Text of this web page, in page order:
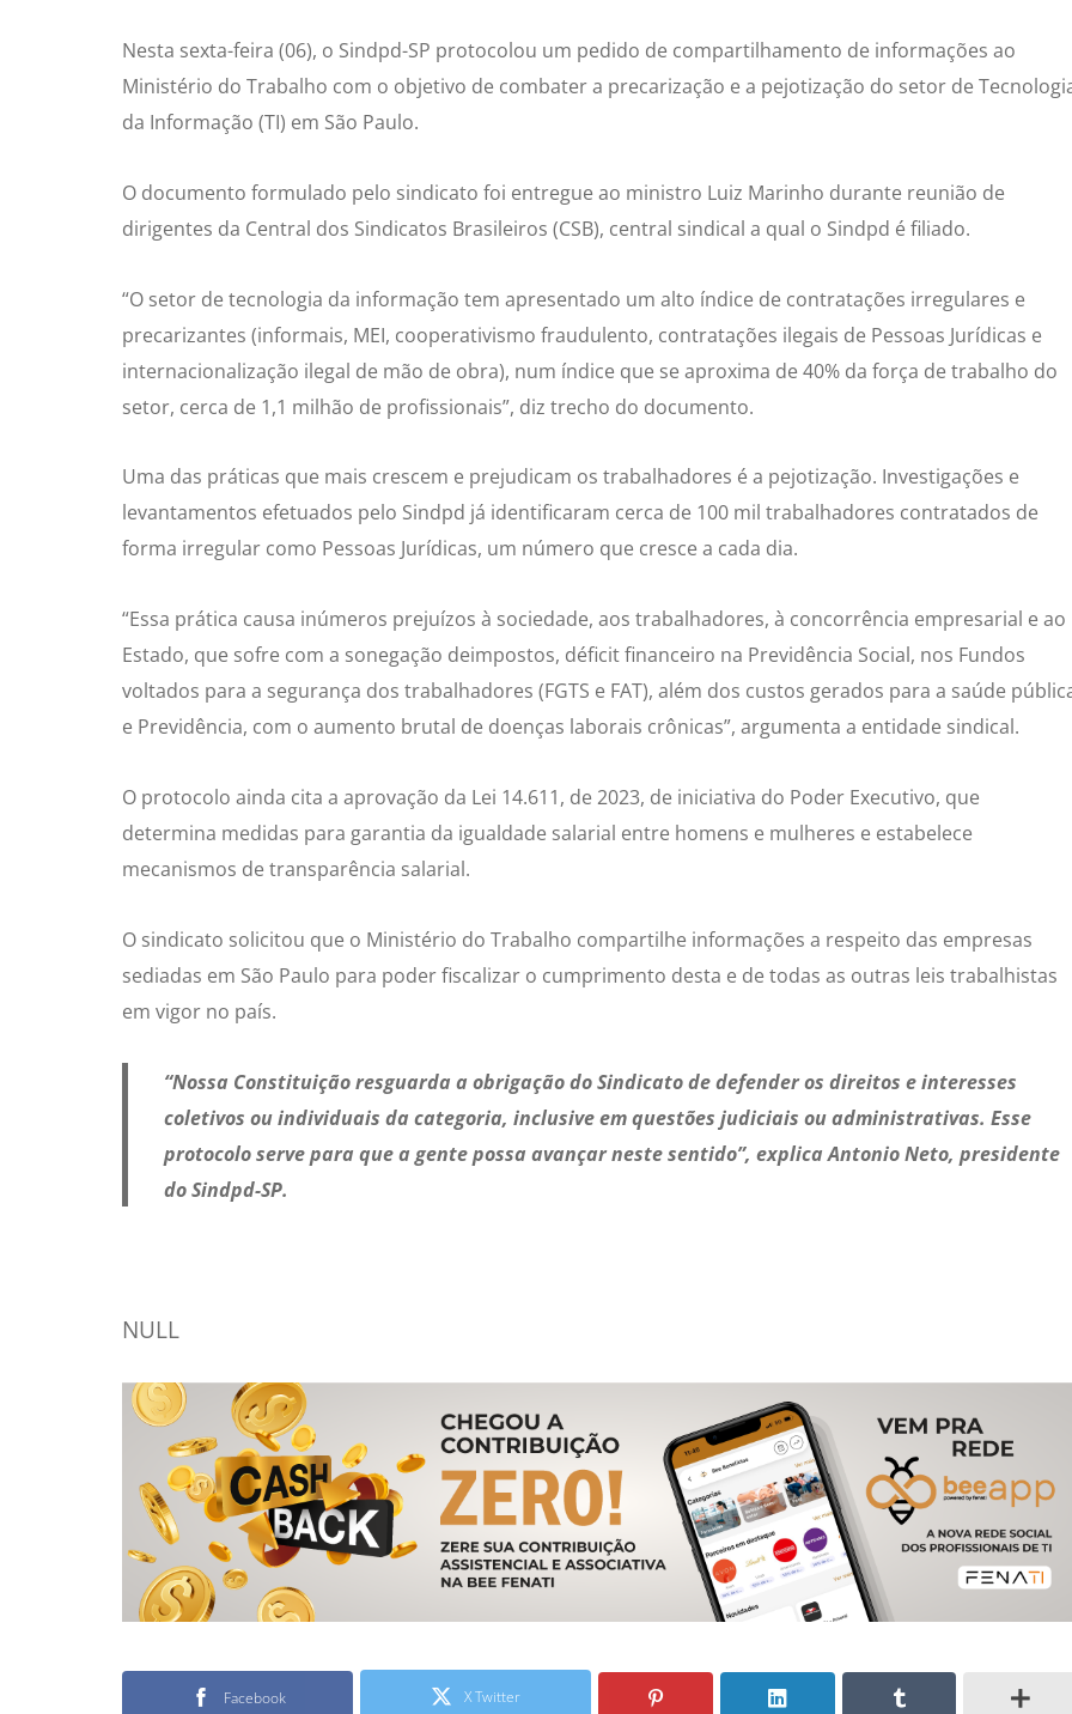
Nesta sexta-feira (06), o Sindpd-SP protocolou um pedido de compartilhamento de informações ao
Ministério do Trabalho com o objetivo de combater a precarização e a pejotização do setor de
da Informação (TI) em São Paulo.
O documento formulado pelo sindicato foi entregue ao ministro Luiz Marinho durante reunião de
dirigentes da Central dos Sindicatos Brasileiros (CSB), central sindical a qual o Sindpd é filiado.
“O setor de tecnologia da informação tem apresentado um alto índice de contratações irregulares e
precarizantes (informais, MEI, cooperativismo fraudulento, contratações ilegais de Pessoas Jurídicas e
internacionalização ilegal de mão de obra), num índice que se aproxima de 40% da força de trabalho do
setor, cerca de 1,1 milhão de profissionais”, diz trecho do documento.
Uma das práticas que mais crescem e prejudicam os trabalhadores é a pejotização. Investigações e
levantamentos efetuados pelo Sindpd já identificaram cerca de 100 mil trabalhadores contratados de
forma irregular como Pessoas Jurídicas, um número que cresce a cada dia.
“Essa prática causa inúmeros prejuízos à sociedade, aos trabalhadores, à concorrência empresarial e ao
Estado, que sofre com a sonegação deimpostos, déficit financeiro na Previdência Social, nos Fundos
voltados para a segurança dos trabalhadores (FGTS e FAT), além dos custos gerados para a saúde
e Previdência, com o aumento brutal de doenças laborais crônicas”, argumenta a entidade sindical.
O protocolo ainda cita a aprovação da Lei 14.611, de 2023, de iniciativa do Poder Executivo, que
determina medidas para garantia da igualdade salarial entre homens e mulheres e estabelece
mecanismos de transparência salarial.
O sindicato solicitou que o Ministério do Trabalho compartilhe informações a respeito das empresas
sediadas em São Paulo para poder fiscalizar o cumprimento desta e de todas as outras leis trabalhistas
em vigor no país.
“Nossa Constituição resguarda a obrigação do Sindicato de defender os direitos e interesses
coletivos ou individuais da categoria, inclusive em questões judiciais ou administrativas. Esse
protocolo serve para que a gente possa avançar neste sentido”, explica Antonio Neto, presidente
do Sindpd-SP.
NULL
Facebook X Twitter